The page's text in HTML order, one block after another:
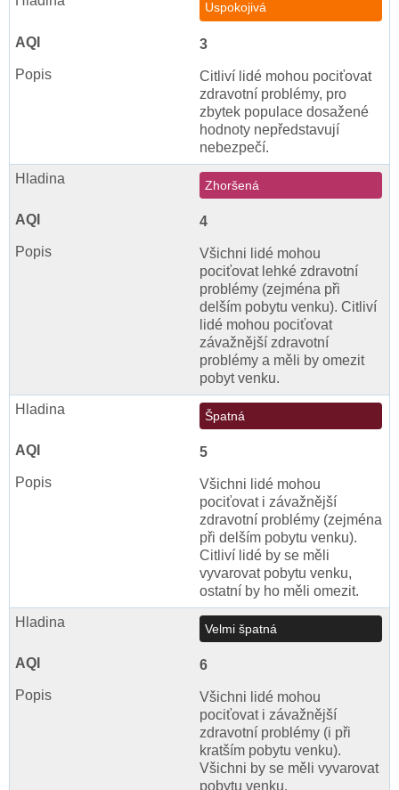
Uspokojivá
3
Citliví lidé mohou pociťovat
zdravotní problémy, pro
zbytek populace dosažené
hodnoty nepředstavují
nebezpečí.
Zhoršená
4
Všichni lidé mohou
pociťovat lehké zdravotní
problémy (zejména při
delším pobytu venku). Citliví
lidé mohou pociťovat
závažnější zdravotní
problémy a měli by omezit
pobyt venku.
Špatná
5
Všichni lidé mohou
pociťovat i závažnější
zdravotní problémy (zejména
při delším pobytu venku).
Citliví lidé by se měli
vyvarovat pobytu venku,
ostatní by ho měli omezit.
Velmi špatná
6
Všichni lidé mohou
pociťovat i závažnější
zdravotní problémy (i při
kratším pobytu venku).
Všichni by se měli vyvarovat
pobytu venku.